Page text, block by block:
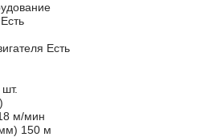
Есть
м/мин
150 м